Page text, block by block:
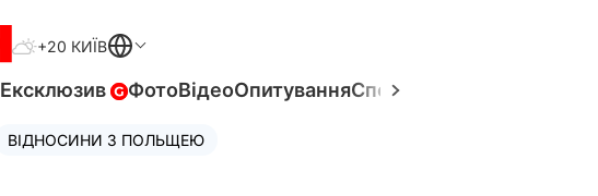
+20 КИЇВ
Ексклюзив ФотоВідеоОпитуванняСпецпроєкти
ВІДНОСИНИ З ПОЛЬЩЕЮ